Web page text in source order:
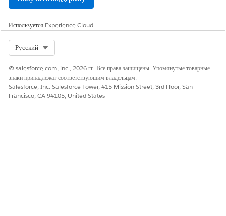
Используется Experience Cloud
Русский
© salesforce.com, inc., 2026 гг. Все права защищены. Упомянутые товарные
знаки принадлежат соответствующим владельцам.
Salesforce, Inc. Salesforce Tower, 415 Mission Street, 3rd Floor, San
Francisco, CA 94105, United States